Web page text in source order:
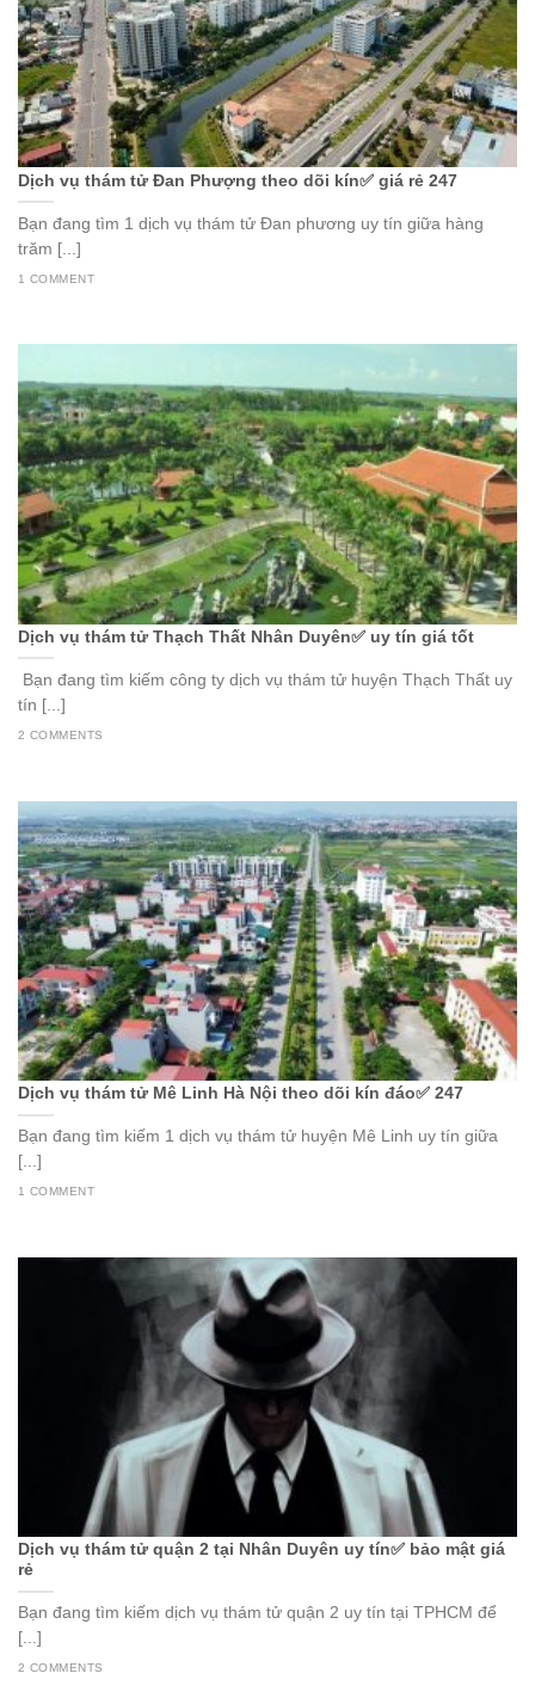
Dịch vụ thám tử Đan Phượng theo dõi kín✅ giá rẻ 247
Bạn đang tìm 1 dịch vụ thám tử Đan phương uy tín giữa hàng
trăm [...]
1 COMMENT
Dịch vụ thám tử Thạch Thất Nhân Duyên✅ uy tín giá tốt
Bạn đang tìm kiếm công ty dịch vụ thám tử huyện Thạch Thất uy
tín [...]
2 COMMENTS
Dịch vụ thám tử Mê Linh Hà Nội theo dõi kín đáo✅ 247
Bạn đang tìm kiếm 1 dịch vụ thám tử huyện Mê Linh uy tín giữa
[...]
1 COMMENT
Dịch vụ thám tử quận 2 tại Nhân Duyên uy tín✅ bảo mật giá
rẻ
Bạn đang tìm kiếm dịch vụ thám tử quận 2 uy tín tại TPHCM để
[...]
2 COMMENTS